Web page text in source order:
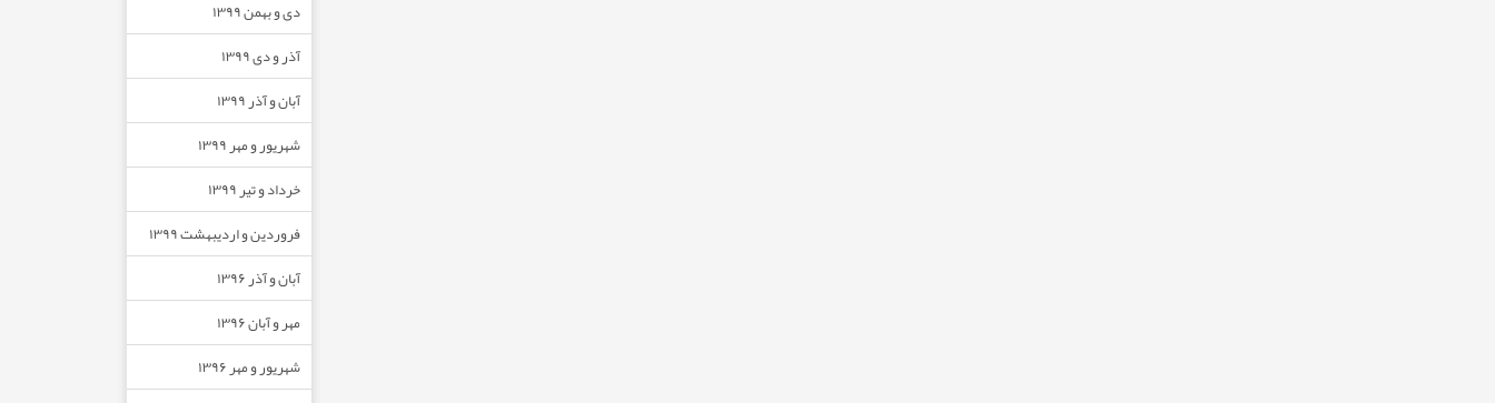
دی و بهمن ۱۳۹۹
آذر و دی ۱۳۹۹
آبان و آذر ۱۳۹۹
شهریور و مهر ۱۳۹۹
خرداد و تیر ۱۳۹۹
فروردین و اردیبهشت ۱۳۹۹
آبان و آذر ۱۳۹۶
مهر و آبان ۱۳۹۶
شهریور و مهر ۱۳۹۶